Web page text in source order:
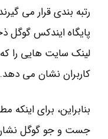
رتبه بندی قرار می
پایگاه ایندکس گوگل
لینک سایت هایی را که
کاربران نشان می دهد.
بنابراین، برای
جست و جو گوگل نشان